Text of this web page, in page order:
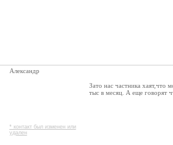
Александр
* контакт был изменен или
удален
Зато нас частника хаят,что
тыс в месяц. А еще говорят